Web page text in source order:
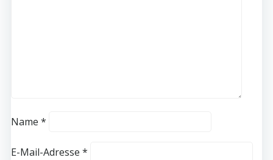
Name *
E-Mail-Adresse *